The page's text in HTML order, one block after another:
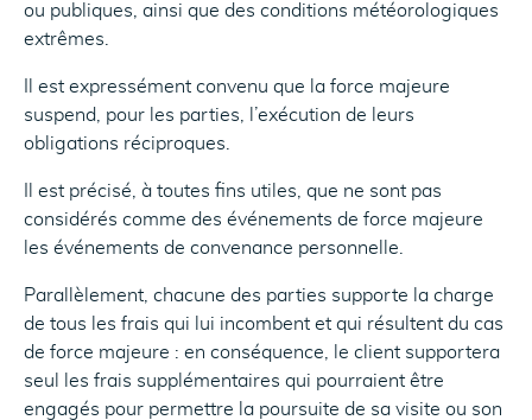
ou publiques, ainsi que des conditions météorologiques
extrêmes.
Il est expressément convenu que la force majeure
suspend, pour les parties, l’exécution de leurs
obligations réciproques.
Il est précisé, à toutes fins utiles, que ne sont pas
considérés comme des événements de force majeure
les événements de convenance personnelle.
Parallèlement, chacune des parties supporte la charge
de tous les frais qui lui incombent et qui résultent du cas
de force majeure : en conséquence, le client supportera
seul les frais supplémentaires qui pourraient être
engagés pour permettre la poursuite de sa visite ou son